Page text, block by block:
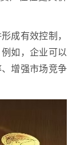
成有效控制，
如，企业可以
增强市场竞争